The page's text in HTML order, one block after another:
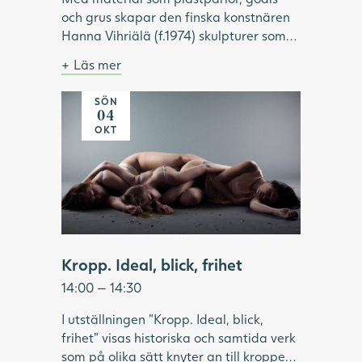
och grus skapar den finska konstnären
Hanna Vihriälä (f.1974) skulpturer som
och sällan uppmärksammade i konsten.
Genom att för hand trä godis eller
akrylpärlor på stålvajrar, skapar
Vihriälä installationer som kan innehålla
bildar de en illusorisk helhet, i verk som
är både komplexa, lekfulla och sinnliga.
Under visningen fördjupar vi oss i
utställningen "Same Moment of
konstnärskap.
Bild: Hanna Vihriälä, Mercedes-Benz G-
klass, 2022. Foto: Hossein Sehatlou,
Göteborgs konstmuseum.
Läs mer
SÖN
04
OKT
Kropp. Ideal, blick, frihet
14:00 — 14:30
I utställningen "Kropp. Ideal, blick,
frihet" visas historiska och samtida verk
som på olika sätt knyter an till kroppen.